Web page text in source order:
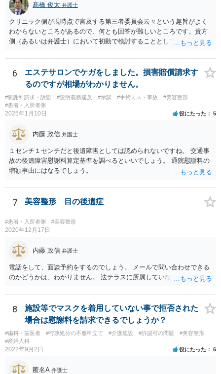
髙橋 俊太 弁護士
クリニック側が現時点で言及する第三者委員会云々という趣旨がよく
わからないところがあるので、何とも回答が難しいところです。貴方
側（あるいは弁護士）において初動で検討することとしては、クリニ
医師意見聴取などが考えられるかと思います。それらを踏まえてクリ
ニック側の過失を肯定できそうであれば、クリニックに対して具体的
に損害賠償請求をしていくことになります。
6
エステサロンでケガをしました。損害賠償請求す
るのですが相場がわかりません。
#慰謝料請求・訴訟 #説明義務違反 #示談 #手術ミス・事故
#美容整形
#患者・入所者側
2025年1月10日 役にたった 5
内藤 政信 弁護士
１センチ１センチだと後遺障害としては認められないですね。 交通事
故の後遺障害慰謝料算定基準を調べるといいでしょう。 通院慰謝料の
増額事由にはなるでしょう。
7 美容整形 目の後遺症
#患者・入所者側 #美容整形
2020年12月17日
内藤 政信 弁護士
電話をして、面談予約をするのでしょう。 メールで問い合わせできる
のかどうかは、わかりません。 法テラスに所属していないので。
8
施設等でマスクを着用していない事で拒否された
場合は慰謝料を請求できるでしょうか？
#歯科・歯医者 #行政処分の不服申立て #介護施設 #許認可の問題
#美容整形
#産婦人科
2022年9月2日 役にたった 6
匿名A 弁護士